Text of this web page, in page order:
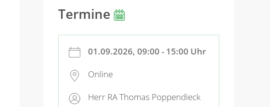
Termine
01.09.2026, 09:00 - 15:00 Uhr
Online
Herr RA Thomas Poppendieck